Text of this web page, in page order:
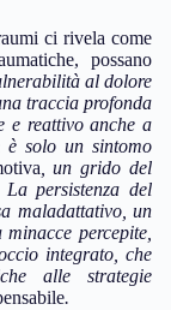
ci rivela come
possano
al dolore
traccia profonda
e reattivo anche a
solo un sintomo
, un grido del
persistenza del
maladattativo, un
percepite,
integrato, che
alle strategie
.